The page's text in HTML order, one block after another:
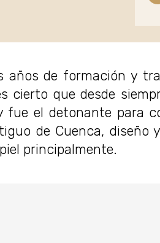
años de formación y
cierto que desde
fue el detonante para
de Cuenca, diseño
principalmente.